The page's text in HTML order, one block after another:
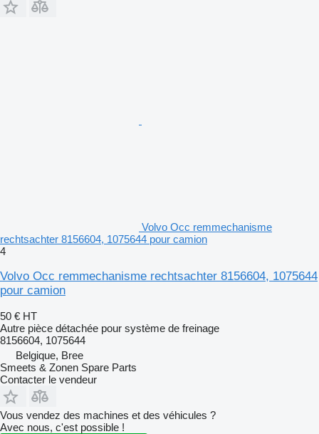
Volvo Occ remmechanisme
rechtsachter 8156604, 1075644 pour camion
4
Volvo Occ remmechanisme rechtsachter 8156604, 1075644
pour camion
50 € HT
Autre pièce détachée pour système de freinage
8156604, 1075644
Belgique, Bree
Smeets & Zonen Spare Parts
Contacter le vendeur
Vous vendez des machines et des véhicules ?
Avec nous, c'est possible !